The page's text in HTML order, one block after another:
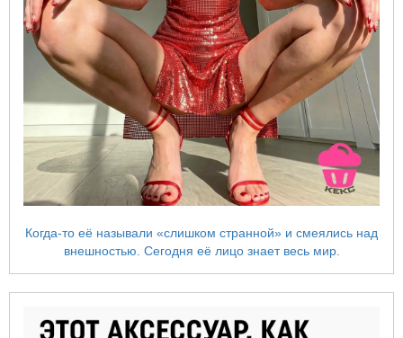
Когда-то её называли «слишком странной» и смеялись над
внешностью. Сегодня её лицо знает весь мир.